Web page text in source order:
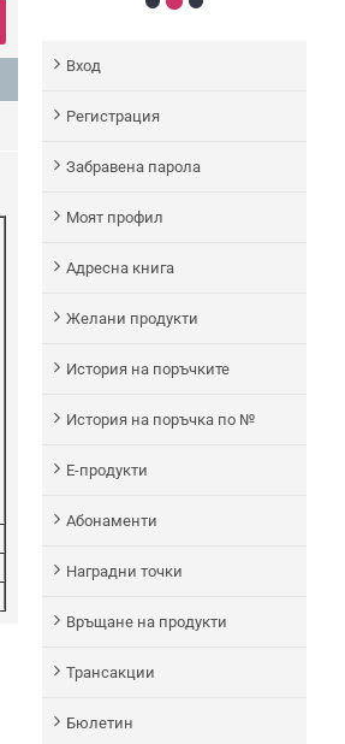
Вход
Регистрация
Забравена парола
Моят профил
Адреснa книгa
Желани продукти
История на поръчките
История на поръчка по №
Е-продукти
Абонаменти
Наградни точки
Връщане на продукти
Трансакции
Бюлетин